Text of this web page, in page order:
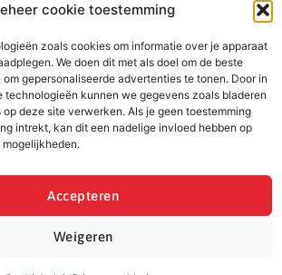
cookie toestemming
zoals cookies om informatie over je apparaat
We doen dit met als doel om de beste
gepersonaliseerde advertenties te tonen. Door in
technologieën kunnen we gegevens zoals bladeren
deze site verwerken. Als je geen toestemming
intrekt, kan dit een nadelige invloed hebben op
Accepteren
Weigeren
Zwolle
Kampen
Emmeloord
Wolvega
BespaarPartner | Alle rechten voorbehouden